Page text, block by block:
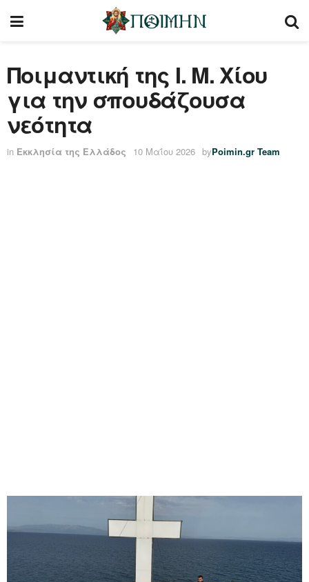
Ποιμαντική της Ι. Μ. Χίου
για την σπουδάζουσα
νεότητα
in Εκκλησία της Ελλάδος 10 Μαΐου 2026 byPoimin.gr Team